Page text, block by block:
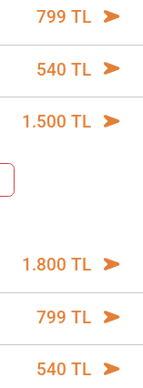
799 TL
540 TL
1.500 TL
1.800 TL
799 TL
540 TL